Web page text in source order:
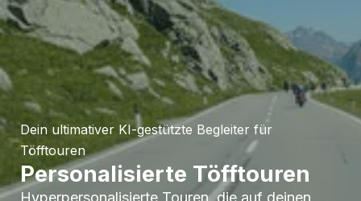
Dein ultimativer KI-gestützte Begleiter für
Töfftouren
Personalisierte Töfftouren
Hyperpersonalisierte Touren, die auf deinen